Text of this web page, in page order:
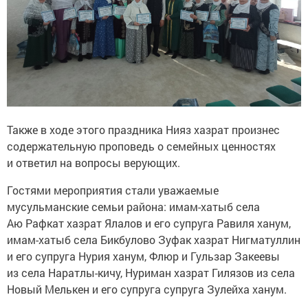
Также в ходе этого праздника Нияз хазрат произнес
содержательную проповедь о семейных ценностях
и ответил на вопросы верующих.
Гостями мероприятия стали уважаемые
мусульманские семьи района: имам-хатыб села
Аю Рафкат хазрат Ялалов и его супруга Равиля ханум,
имам-хатыб села Бикбулово Зуфак хазрат Нигматуллин
и его супруга Нурия ханум, Флюр и Гульзар Закеевы
из села Наратлы-кичу, Нуриман хазрат Гилязов из села
Новый Мелькен и его супруга супруга Зулейха ханум.